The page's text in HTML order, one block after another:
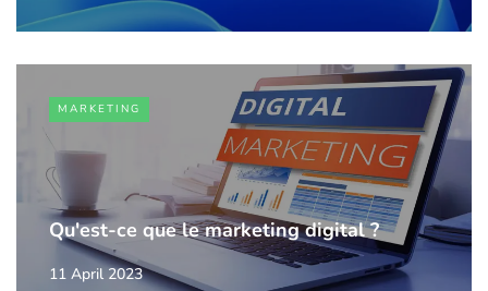
MARKETING
Qu'est-ce que le marketing digital ?
11 April 2023